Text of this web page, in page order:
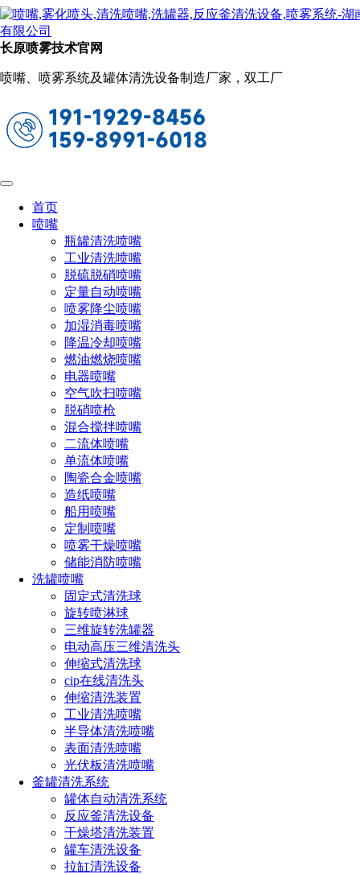
长原喷雾技术官网
喷嘴、喷雾系统及罐体清洗设备制造厂家，双工厂
首页
喷嘴
瓶罐清洗喷嘴
工业清洗喷嘴
脱硫脱硝喷嘴
定量自动喷嘴
喷雾降尘喷嘴
加湿消毒喷嘴
降温冷却喷嘴
燃油燃烧喷嘴
电器喷嘴
空气吹扫喷嘴
脱硝喷枪
混合搅拌喷嘴
二流体喷嘴
单流体喷嘴
陶瓷合金喷嘴
造纸喷嘴
船用喷嘴
定制喷嘴
喷雾干燥喷嘴
储能消防喷嘴
洗罐喷嘴
固定式清洗球
旋转喷淋球
三维旋转洗罐器
电动高压三维清洗头
伸缩式清洗球
cip在线清洗头
伸缩清洗装置
工业清洗喷嘴
半导体清洗喷嘴
表面清洗喷嘴
光伏板清洗喷嘴
釜罐清洗系统
罐体自动清洗系统
反应釜清洗设备
干燥塔清洗装置
罐车清洗设备
拉缸清洗设备
新闻动态
当前位置：
混凝土搅拌罐清洗利器-长原罐清洗方
2024-10-17 10:35:51 阅读量：529
清洗费时费力效果不佳。长原罐清洗方案就是专门针对混凝土
术，快速实现清洗作业，省时省水效果好。
清洗原理：
长原清洗设备采用三维旋转高压水射流清洗技术，产生强力水
射流，喷向搅拌罐内壁，快速冲刷掉残留的混凝土浆、砂浆和
其它污渍。三维清洗喷嘴通过机械或气动装置自动升降旋转，
确保清洗无死角。
三维旋转清洗技术：清洗喷嘴能够沿X、Y、Z三个方向旋
转，全覆盖定点清洗。
设备特点：
高压水射流可以轻松去除混凝土污染物，特别适合清洗混凝土
搅拌罐内壁污渍。三维旋多角度喷射保证罐内部结构复杂和死
角也能被彻底清洗，自动升降定点清洗，确保清洗喷嘴能够深
入搅拌罐内部，覆盖整个罐体。
费时少，通常一个清洗周期为10-15分钟左右。
操作简单，只需一键启动即可完成清洗。
代人入罐，特别是在狭窄或难以接近的位置，自动化清洗能够
确保清洗人员的安全。
根据不同搅拌罐的尺寸和内部结构，长原提供不同型号的罐清
洗设备，保证清洗设备与搅拌罐匹配。
点击免费获取选型方案报价
如您对长原产品有采购或者其他任何需求及疑问，请来电
或加微信沟通！电话：
原料化工吨桶清洗机_化工吨桶清洗原理及解决方案
洗罐器常见故障有哪些